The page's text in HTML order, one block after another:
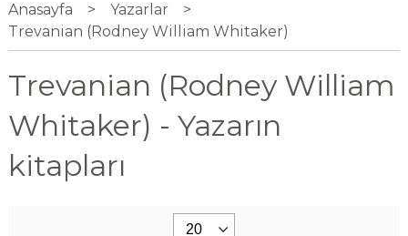
Anasayfa > Yazarlar
>
Trevanian (Rodney William Whitaker)
Trevanian (Rodney William
Whitaker) - Yazarın
kitapları